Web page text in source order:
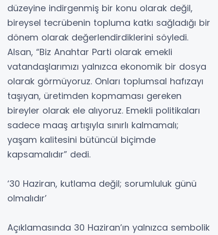
düzeyine indirgenmiş bir konu olarak değil,
bireysel tecrübenin topluma katkı sağladığı bir
dönem olarak değerlendirdiklerini söyledi.
Alsan, “Biz Anahtar Parti olarak emekli
vatandaşlarımızı yalnızca ekonomik bir dosya
olarak görmüyoruz. Onları toplumsal hafızayı
taşıyan, üretimden kopmaması gereken
bireyler olarak ele alıyoruz. Emekli politikaları
sadece maaş artışıyla sınırlı kalmamalı;
yaşam kalitesini bütüncül biçimde
kapsamalıdır” dedi.
‘30 Haziran, kutlama değil; sorumluluk günü
olmalıdır’
Açıklamasında 30 Haziran’ın yalnızca sembolik